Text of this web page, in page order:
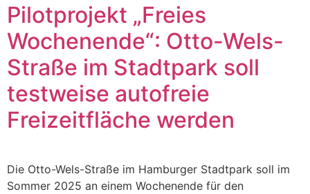
Pilotprojekt „Freies
Wochenende“: Otto-Wels-
Straße im Stadtpark soll
testweise autofreie
Freizeitfläche werden
Die Otto-Wels-Straße im Hamburger Stadtpark soll im
Sommer 2025 an einem Wochenende für den